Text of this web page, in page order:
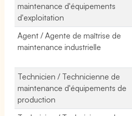
maintenance d'équipements
d'exploitation
Agent / Agente de maîtrise de
maintenance industrielle
Technicien / Technicienne de
maintenance d'équipements de
production